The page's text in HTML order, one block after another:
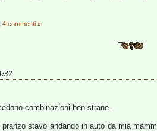
| 4 commenti »
combinazioni ben strane.
pranzo stavo andando in auto da mia